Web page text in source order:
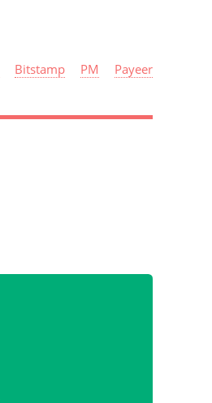
Bitstamp PM Payeer